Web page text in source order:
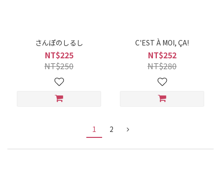
さんぽのしるし
NT$225
NT$250
C'EST À MOI, ÇA!
NT$252
NT$280
1 2